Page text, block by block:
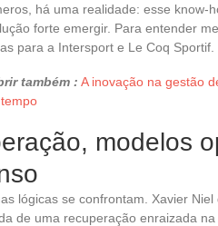
há uma realidade: esse know-
forte emergir. Para entender
para a Intersport e Le Coq Sportif.
também : A inovação na gestão
modelos
lógicas se confrontam. Xavier
de uma recuperação enraizada